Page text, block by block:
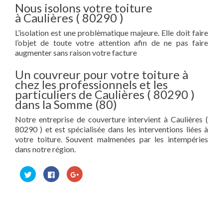
Nous isolons votre toiture
à Caulières ( 80290 )
L’isolation est une problèmatique majeure. Elle doit faire
l’objet de toute votre attention afin de ne pas faire
augmenter sans raison votre facture
Un couvreur pour votre toiture à
chez les professionnels et les
particuliers de Caulières ( 80290 )
dans la Somme (80)
Notre entreprise de couverture intervient à Caulières (
80290 ) et est spécialisée dans les interventions liées à
votre toiture. Souvent malmenées par les intempéries
dans notre région.
Cliquez
pour
partager
Cliquez
pour
partager
Cliquez
pour